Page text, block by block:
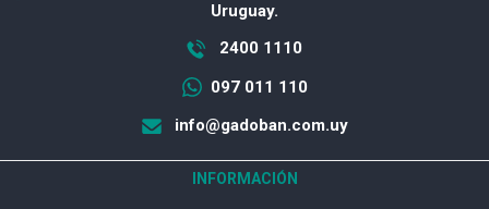
Uruguay.
2400 1110
097 011 110
info@gadoban.com.uy
INFORMACIÓN